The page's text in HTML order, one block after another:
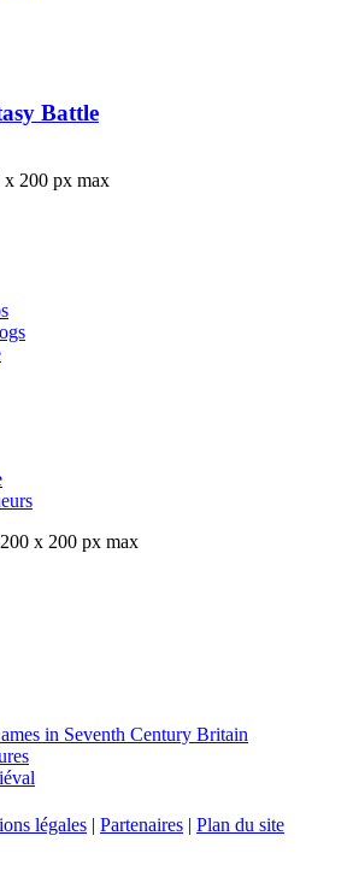
Battle
x 200 px max
x 200 px max
in Seventh Century Britain
légales | Partenaires | Plan du site